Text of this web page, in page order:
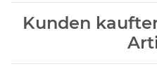
Kunden